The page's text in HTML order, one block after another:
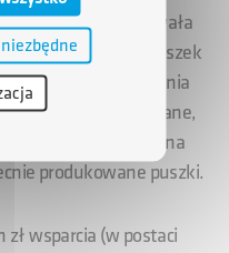
Venture zaangażowała
unikatowych puszek
opakowania
dowolnie kształtowane,
je odporność na
produkowane puszki.
zł wsparcia (w postaci